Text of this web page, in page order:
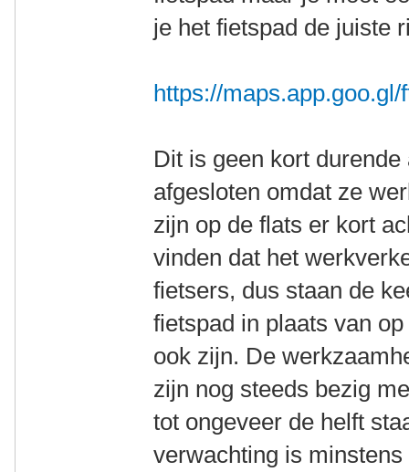
je het fietspad de juiste
https://
Dit is geen kort
afgesloten omdat ze
zijn op de flats er kort
vinden dat het
fietsers, dus staan de
fietspad in plaats van
ook zijn. De
zijn nog steeds bezig
tot ongeveer de helft
verwachting is